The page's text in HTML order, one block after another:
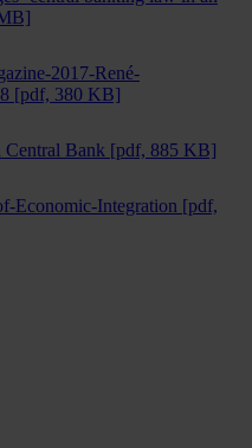
2017-René-
[pdf, 380 KB]
Central Bank [pdf, 885 KB]
Economic-Integration [pdf,